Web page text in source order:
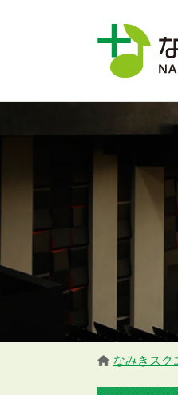
なみきスク